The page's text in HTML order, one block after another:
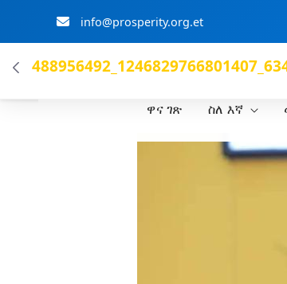
info@prosperity.org.et
ብልፅግና ፓርቲ
ዋና ገጽ ስለ እኛ